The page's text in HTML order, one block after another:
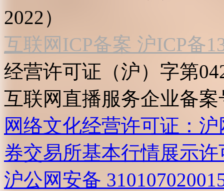
2022）
互联网ICP备案 沪ICP备
经营许可证（沪）字第
互联网直播服务企业备案
网络文化经营许可证：
券交易所基本行情展示许
沪公网安备